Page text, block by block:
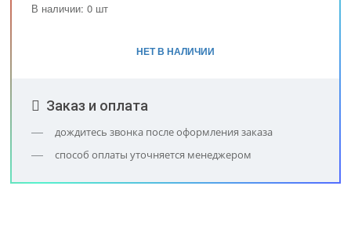
В наличии: 0 шт
НЕТ В НАЛИЧИИ
Заказ и оплата
дождитесь звонка после оформления заказа
способ оплаты уточняется менеджером